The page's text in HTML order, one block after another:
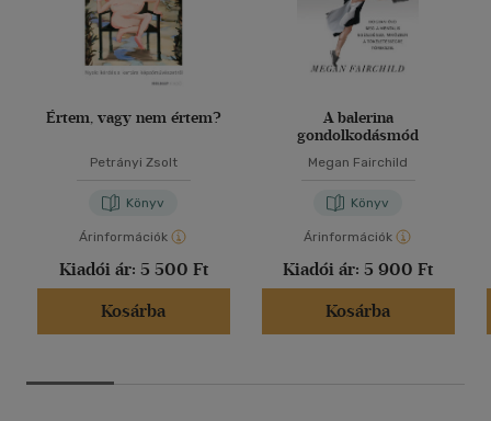
Értem, vagy nem értem?
Petrányi Zsolt
Könyv
Árinformációk
Kiadói ár: 5 500 Ft
Kosárba
A balerina
gondolkodásmód
Megan Fairchild
Könyv
Árinformációk
Kiadói ár: 5 900 Ft
Kosárba